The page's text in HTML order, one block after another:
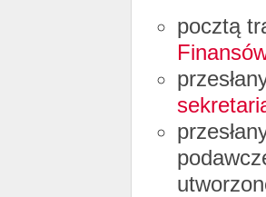
pocztą